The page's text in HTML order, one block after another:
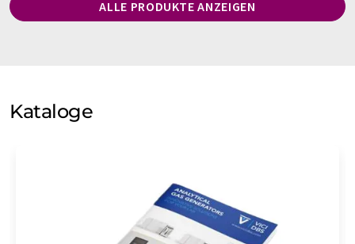
ALLE PRODUKTE ANZEIGEN
Kataloge